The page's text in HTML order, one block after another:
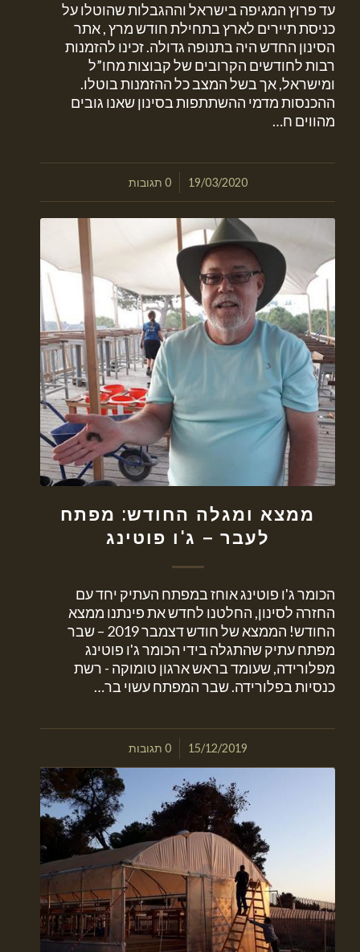
עד פרוץ המגיפה בישראל וההגבלות שהוטלו על
כניסת תיירים לארץ בתחילת חודש מרץ , אתר
הסינון החדש היה בתנופה גדולה. זכינו להזמנות
רבות לחודשים הקרובים של קבוצות מחו”ל
ומישראל, אך בשל המצב כל ההזמנות בוטלו.
ההכנסות מדמי ההשתתפות בסינון שאנו גובים
מהווים ח…
19/03/2020
/ 0 תגובות
ממצא ומגלה החודש: מפתח
לעבר – ג'ו פוטינג
הכומר ג'ו פוטינג אוחז במפתח העתיק יחד עם
החזרה לסינון, החלטנו לחדש את פינתנו ממצא
החודש! הממצא של חודש דצמבר 2019 – שבר
מפתח עתיק שהתגלה בידי הכומר ג'ו פוטינג
מפלורידה, שעומד בראש ארגון טומוקה - רשת
כנסיות בפלורידה. שבר המפתח עשוי בר…
15/12/2019
/ 0 תגובות